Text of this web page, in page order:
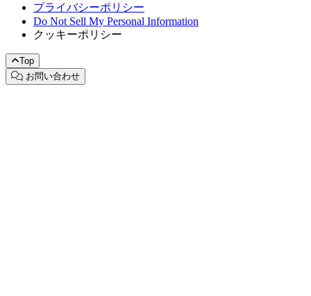
プライバシーポリシー
Do Not Sell My Personal Information
クッキーポリシー
Top
お問い合わせ